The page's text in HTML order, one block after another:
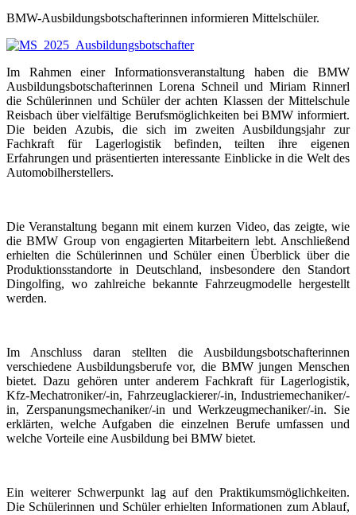
BMW-Ausbildungsbotschafterinnen informieren Mittelschüler.
Im Rahmen einer Informationsveranstaltung haben die BMW
Ausbildungsbotschafterinnen Lorena Schneil und Miriam Rinnerl
die Schülerinnen und Schüler der achten Klassen der Mittelschule
Reisbach über vielfältige Berufsmöglichkeiten bei BMW informiert.
Die beiden Azubis, die sich im zweiten Ausbildungsjahr zur
Fachkraft für Lagerlogistik befinden, teilten ihre eigenen
Erfahrungen und präsentierten interessante Einblicke in die Welt des
Automobilherstellers.
Die Veranstaltung begann mit einem kurzen Video, das zeigte, wie
die BMW Group von engagierten Mitarbeitern lebt. Anschließend
erhielten die Schülerinnen und Schüler einen Überblick über die
Produktionsstandorte in Deutschland, insbesondere den Standort
Dingolfing, wo zahlreiche bekannte Fahrzeugmodelle hergestellt
werden.
Im Anschluss daran stellten die Ausbildungsbotschafterinnen
verschiedene Ausbildungsberufe vor, die BMW jungen Menschen
bietet. Dazu gehören unter anderem Fachkraft für Lagerlogistik,
Kfz-Mechatroniker/-in, Fahrzeuglackierer/-in, Industriemechaniker/-
in, Zerspanungsmechaniker/-in und Werkzeugmechaniker/-in. Sie
erklärten, welche Aufgaben die einzelnen Berufe umfassen und
welche Vorteile eine Ausbildung bei BMW bietet.
Ein weiterer Schwerpunkt lag auf den Praktikumsmöglichkeiten.
Die Schülerinnen und Schüler erhielten Informationen zum Ablauf,